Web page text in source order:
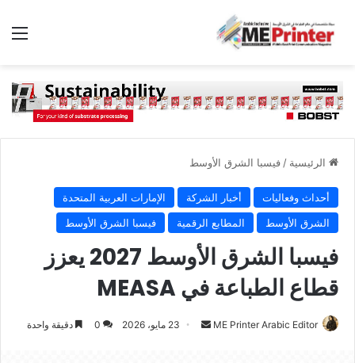
الرئيسية / فيسبا الشرق الأوسط
أحداث وفعاليات أخبار الشركة
الإمارات العربية المتحدة
الشرق الأوسط
المطابع الرقمية فيسبا الشرق الأوسط
فيسبا الشرق الأوسط 2027 يعزز
قطاع الطباعة في MEASA
ME Printer Arabic Editor
أرسل 23 مايو، 2026 0 دقيقة واحدة